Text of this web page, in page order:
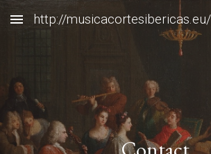
Skip to main content
http://musicacortesibericas.eu/